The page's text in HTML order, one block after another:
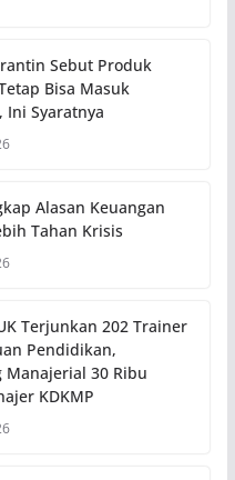
Sebut Produk
Bisa Masuk
Ini Syaratnya
Alasan Keuangan
Tahan Krisis
Terjunkan 202 Trainer
Pendidikan,
Manajerial 30 Ribu
KDKMP